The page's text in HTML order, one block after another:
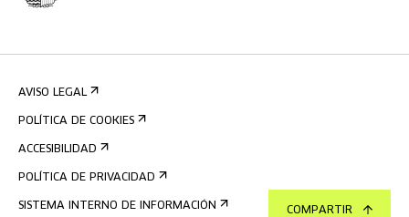
COMPARTIR
AVISO LEGAL
POLÍTICA DE COOKIES
ACCESIBILIDAD
POLÍTICA DE PRIVACIDAD
SISTEMA INTERNO DE INFORMACIÓN